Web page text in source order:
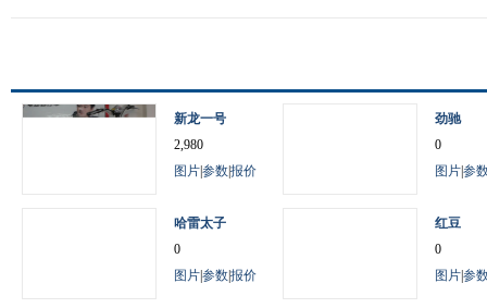
新龙一号
2,980
图片参数报价
劲驰
0
图片参
哈雷太子
0
图片参数报价
红豆
0
图片参